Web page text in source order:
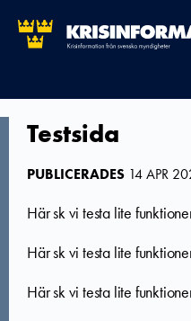
Testsida
PUBLICERADES 14 APR
Här sk vi testa lite
Här sk vi testa lite
Här sk vi testa lite